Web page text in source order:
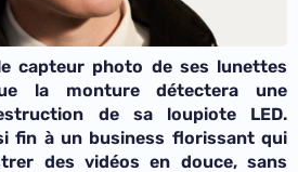
capteur photo de ses lunettes
la monture détectera une
de sa loupiote LED.
fin à un business florissant qui
des vidéos en douce, sans